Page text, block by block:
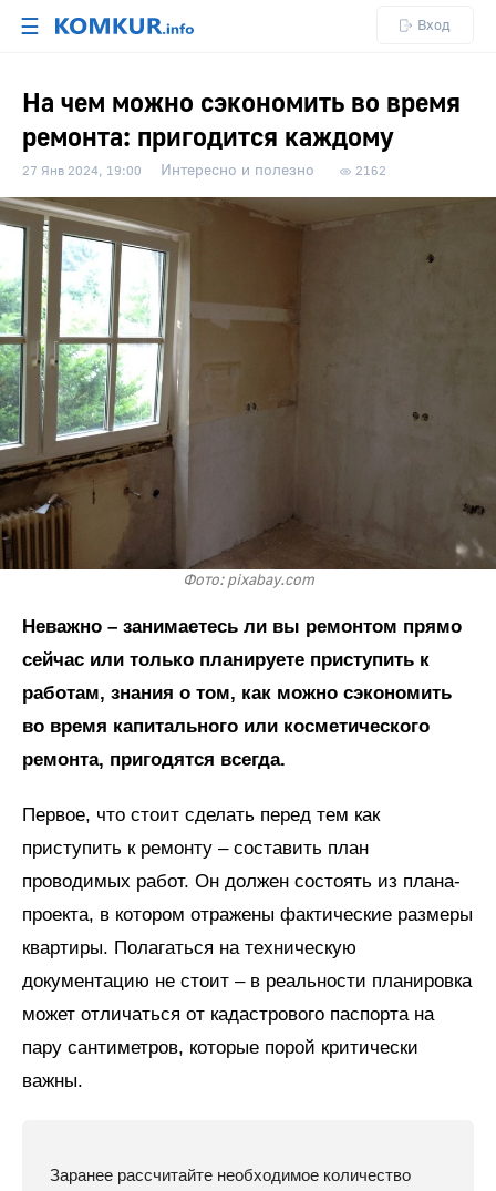
☰ Вход
На чем можно сэкономить во время
ремонта: пригодится каждому
27 Янв 2024, 19:00 Интересно и полезно 2162
Фото: pixabay.com
Неважно – занимаетесь ли вы ремонтом прямо
сейчас или только планируете приступить к
работам, знания о том, как можно сэкономить
во время капитального или косметического
ремонта, пригодятся всегда.
Первое, что стоит сделать перед тем как
приступить к ремонту – составить план
проводимых работ. Он должен состоять из плана-
проекта, в котором отражены фактические размеры
квартиры. Полагаться на техническую
документацию не стоит – в реальности планировка
может отличаться от кадастрового паспорта на
пару сантиметров, которые порой критически
важны.
Заранее рассчитайте необходимое количество